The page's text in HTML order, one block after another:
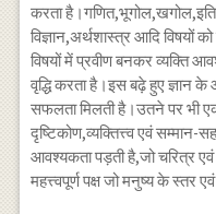
करता
विज्ञान,अर्थशास्त्र आदि विषयों
विषयों में प्रवीण बनकर व्यक्ति
वृद्धि करता है।इस बढ़े हुए ज्ञान
सफलता मिलती है।उतने पर भी
दृष्टिकोण,व्यक्तित्त्व एवं सम्मान-
आवश्यकता पड़ती है,जो चरित्र
महत्त्वपूर्ण पक्ष जो मनुष्य के स्तर